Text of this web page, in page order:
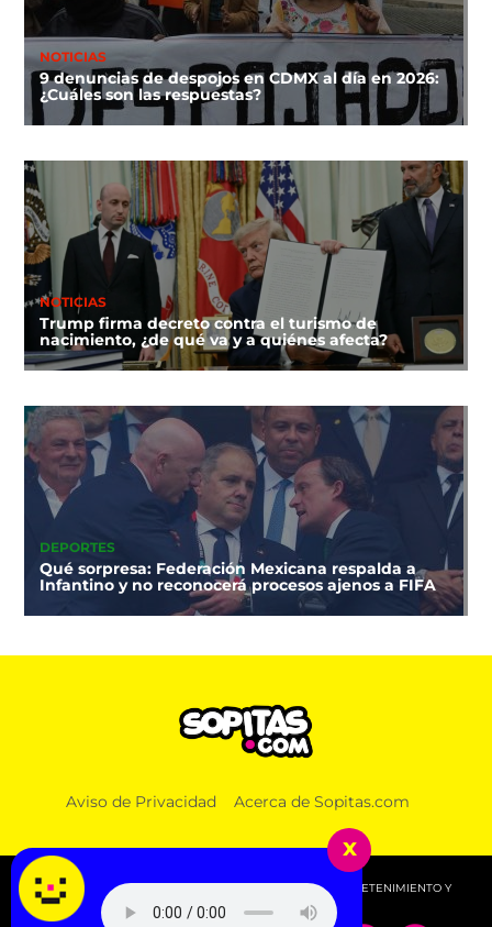
NOTICIAS
9 denuncias de despojos en CDMX al día en 2026:
¿Cuáles son las respuestas?
NOTICIAS
Trump firma decreto contra el turismo de
nacimiento, ¿de qué va y a quiénes afecta?
DEPORTES
Qué sorpresa: Federación Mexicana respalda a
Infantino y no reconocerá procesos ajenos a FIFA
Aviso de Privacidad Acerca de Sopitas.com
© 2026 SOPITAS.COM - MÚSICA, NOTICIAS, DEPORTES, ENTRETENIMIENTO Y
MÁS!.
x